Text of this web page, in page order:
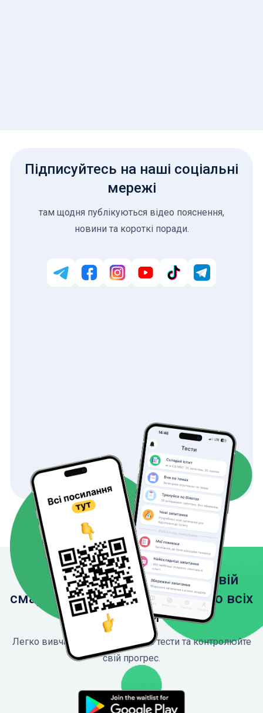
Підписуйтесь на наші соціальні
мережі
там щодня публікуються відео пояснення,
новини та короткі поради.
Завантажте застосунок на свій
смартфон, щоб мати доступ до всіх
функцій
Легко вивчайте ПДР, проходьте тести та контролюйте
свій прогрес.